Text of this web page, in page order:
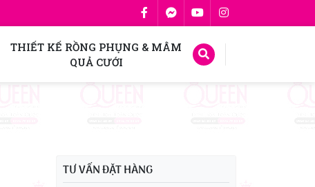
THIẾT KẾ RỒNG PHỤNG & MÂM
QUẢ CƯỚI
TƯ VẤN ĐẶT HÀNG